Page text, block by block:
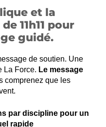
et la
11h11 pour
guidé.
de soutien. Une
La Force. Le message
comprenez que les
par discipline pour un
rapide